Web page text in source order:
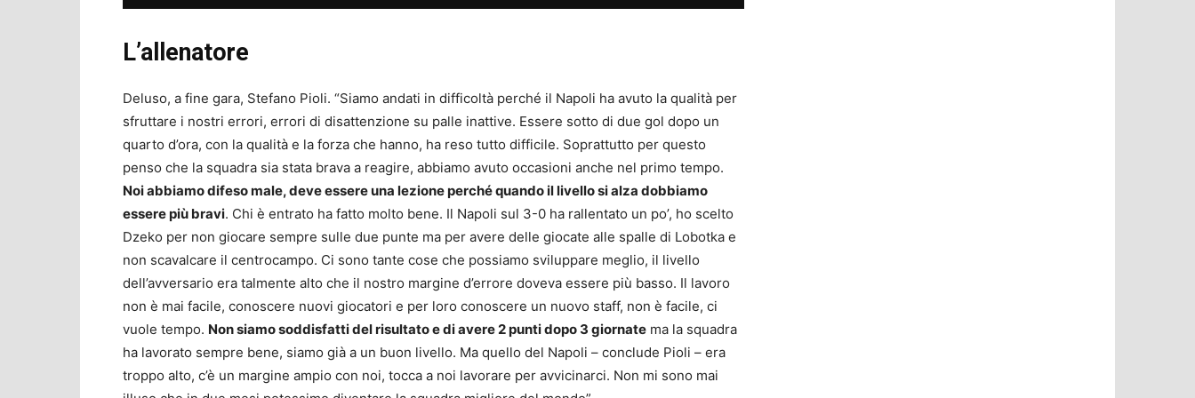
L’allenatore
Deluso, a fine gara, Stefano Pioli. “Siamo andati in difficoltà perché il Napoli ha avuto la qualità per
sfruttare i nostri errori, errori di disattenzione su palle inattive. Essere sotto di due gol dopo un
quarto d’ora, con la qualità e la forza che hanno, ha reso tutto difficile. Soprattutto per questo
penso che la squadra sia stata brava a reagire, abbiamo avuto occasioni anche nel primo tempo.
Noi abbiamo difeso male, deve essere una lezione perché quando il livello si alza dobbiamo
essere più bravi. Chi è entrato ha fatto molto bene. Il Napoli sul 3-0 ha rallentato un po’, ho scelto
Dzeko per non giocare sempre sulle due punte ma per avere delle giocate alle spalle di Lobotka e
non scavalcare il centrocampo. Ci sono tante cose che possiamo sviluppare meglio, il livello
dell’avversario era talmente alto che il nostro margine d’errore doveva essere più basso. Il lavoro
non è mai facile, conoscere nuovi giocatori e per loro conoscere un nuovo staff, non è facile, ci
vuole tempo. Non siamo soddisfatti del risultato e di avere 2 punti dopo 3 giornate ma la squadra
ha lavorato sempre bene, siamo già a un buon livello. Ma quello del Napoli – conclude Pioli – era
troppo alto, c’è un margine ampio con noi, tocca a noi lavorare per avvicinarci. Non mi sono mai